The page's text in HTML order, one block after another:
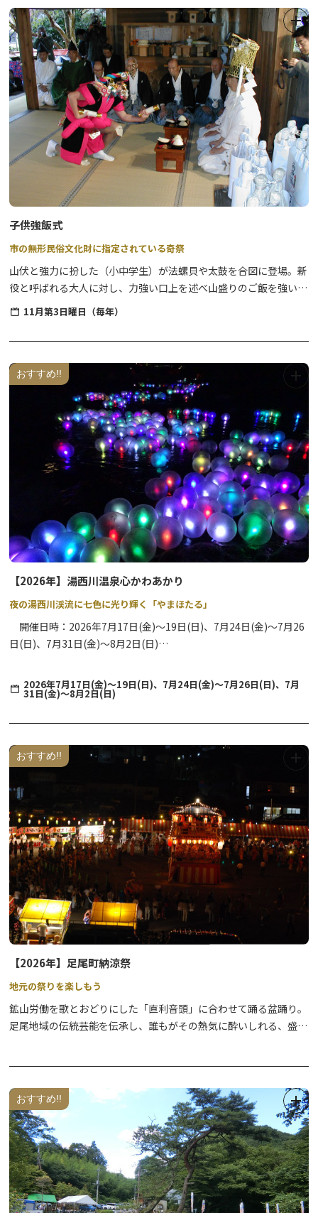
テーマは”愛”。
男女の愛・親子愛・家族愛・友愛など、「愛＝幸福」を願う特別な
期間、鬼怒川・川治温泉の各参加旅館・ホテルでは、七夕飾りでお
客様をお迎えします。
イベント期間中、参加宿泊施設では、それぞれに趣向を凝らした七
夕飾りを設置します。
◆ご宿泊のお客様◆
館内に設置されている短冊に願い事を書いて笹竹に結んでいただけ
るようになっています。
期間最終日には、皆様の願いをお焚き上げで天の川に運びます。
この機会に、ぜひ願愛（ねがい）を込めてみませんか？
子供強飯式
市の無形民俗文化財に指定されている奇祭
山伏と強力に扮した（小中学生）が法螺貝や太鼓を合図に登場。新
役と呼ばれる大人に対し、力強い口上を述べ山盛りのご飯を強いま
す。
太郎坊・次郎坊の口元に里芋を３度ずつ差し出し、それを食べさせ
廻る神事が執り行われます。
無病息災や方策を祈る市の無形民俗文化財に指定されている奇祭で
令和8年度より、開催日が変更となりました。
（変更前）毎年 11月25日 → （変更後）毎年 11月第3日曜日
11月第3日曜日（毎年）
おすすめ!!
【2026年】湯西川温泉心かわあかり
夜の湯西川渓流に七色に光り輝く「やまほたる」
開催日時：2026年7月17日(金)～19日(日)、7月24日(金)～7月26
日(日)、7月31日(金)～8月2日(日)
放流開始：20:30~
観覧無料
湯西川の清流に、7色に灯る「やまほたる」を放流します。
ゆらゆらと光りながら川面を流れる幻想的な湯西川温泉のイルミネ
ーションショーをお楽しみください。
※天候及び河川状況等により、変更または中止になる場合がござい
ます。
〈お願いとご注意〉
・一般道路からの観覧になります。車などに十分注意してくださ
・河川敷や川岸は、ライトアップ効果や安全面から一般の方の立ち
入りを禁止しています。
2026年7月17日(金)～19日(日)、7月24日(金)～7月26日(日)、7月
31日(金)～8月2日(日)
おすすめ!!
【2026年】足尾町納涼祭
地元の祭りを楽しもう
鉱山労働を歌とおどりにした「直利音頭」に合わせて踊る盆踊り。
足尾地域の伝統芸能を伝承し、誰もがその熱気に酔いしれる、盛大
時 間：15:00～21:00
場 所：足尾庁舎前多目的広場
おすすめ!!